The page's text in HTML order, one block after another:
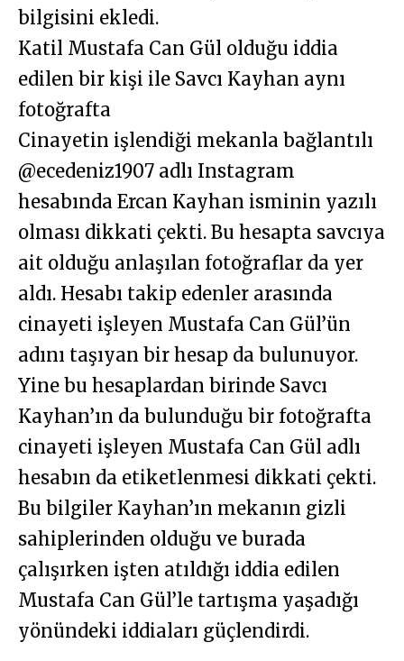
bilgisini ekledi.
Katil Mustafa Can Gül olduğu iddia
edilen bir kişi ile Savcı Kayhan aynı
fotoğrafta
Cinayetin işlendiği mekanla bağlantılı
@ecedeniz1907 adlı Instagram
hesabında Ercan Kayhan isminin yazılı
olması dikkati çekti. Bu hesapta savcıya
ait olduğu anlaşılan fotoğraflar da yer
aldı. Hesabı takip edenler arasında
cinayeti işleyen Mustafa Can Gül’ün
adını taşıyan bir hesap da bulunuyor.
Yine bu hesaplardan birinde Savcı
Kayhan’ın da bulunduğu bir fotoğrafta
cinayeti işleyen Mustafa Can Gül adlı
hesabın da etiketlenmesi dikkati çekti.
Bu bilgiler Kayhan’ın mekanın gizli
sahiplerinden olduğu ve burada
çalışırken işten atıldığı iddia edilen
Mustafa Can Gül’le tartışma yaşadığı
yönündeki iddiaları güçlendirdi.